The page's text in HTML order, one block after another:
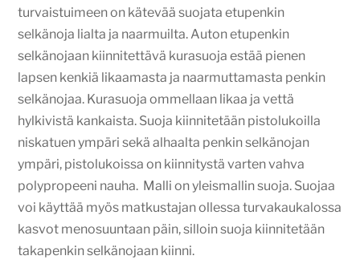
turvaistuimeen on kätevää suojata etupenkin
selkänoja lialta ja naarmuilta. Auton etupenkin
selkänojaan kiinnitettävä kurasuoja estää pienen
lapsen kenkiä likaamasta ja naarmuttamasta penkin
selkänojaa. Kurasuoja ommellaan likaa ja vettä
hylkivistä kankaista. Suoja kiinnitetään pistolukoilla
niskatuen ympäri sekä alhaalta penkin selkänojan
ympäri, pistolukoissa on kiinnitystä varten vahva
polypropeeni nauha. Malli on yleismallin suoja. Suojaa
voi käyttää myös matkustajan ollessa turvakaukalossa
kasvot menosuuntaan päin, silloin suoja kiinnitetään
takapenkin selkänojaan kiinni.